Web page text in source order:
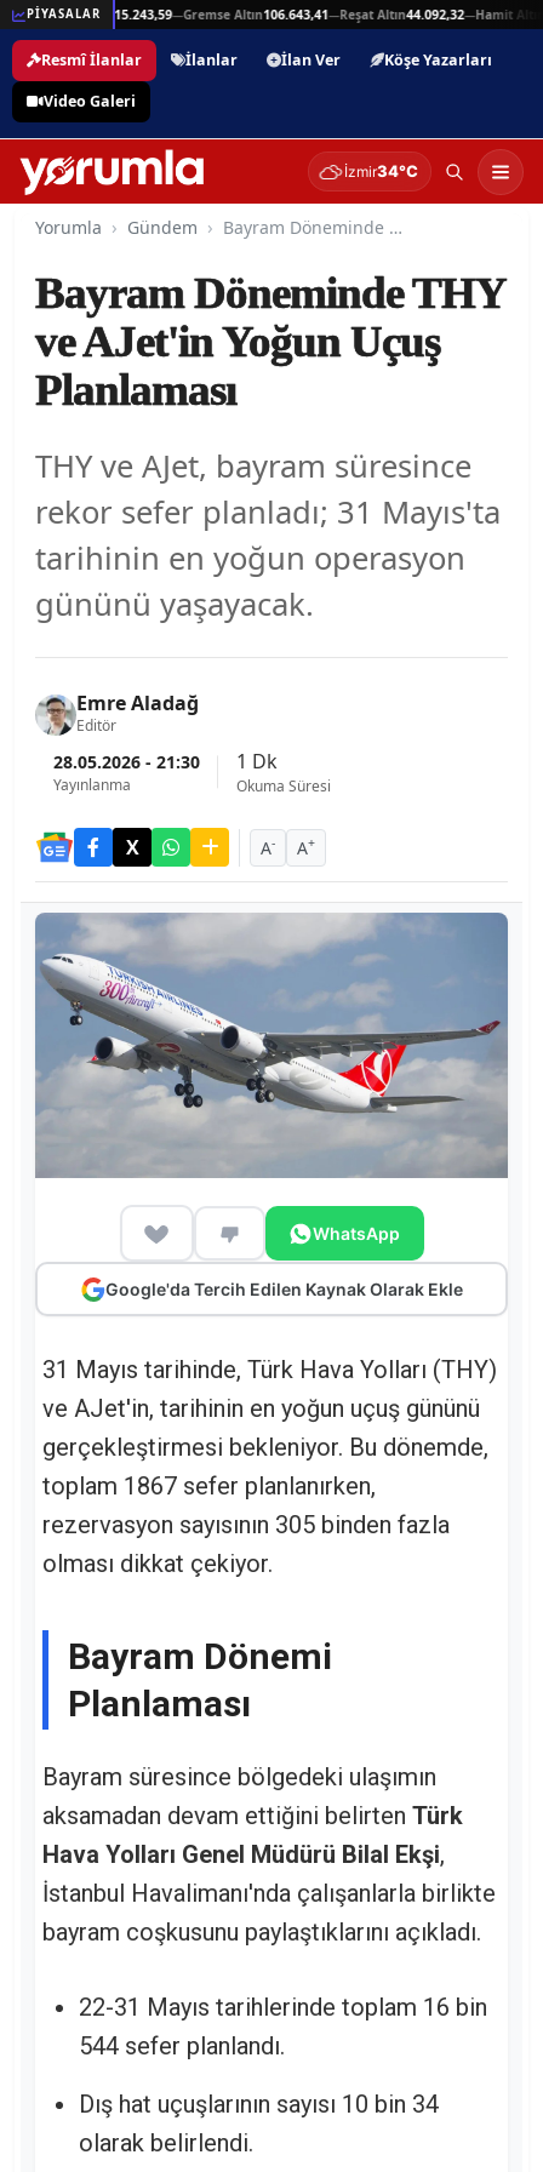
PİYASALAR
—Beşli Altın215.243,59—Gremse Altın106.643,41—Reşat Altın44.092,32—Hamit Altın
Resmî İlanlar İlanlar İlan Ver
Köşe Yazarları
Video Galeri
İzmir34°C
Yorumla Gündem Bayram Döneminde THY ve AJet'in Yoğun Uçuş Planlaması
Bayram Döneminde THY
ve AJet'in Yoğun Uçuş
Planlaması
THY ve AJet, bayram süresince
rekor sefer planladı; 31 Mayıs'ta
tarihinin en yoğun operasyon
gününü yaşayacak.
Emre Aladağ
Editör
28.05.2026 - 21:30
Yayınlanma
1 Dk
Okuma Süresi
A- A+
WhatsApp
Google'da Tercih Edilen Kaynak Olarak Ekle
31 Mayıs tarihinde, Türk Hava Yolları (THY)
ve AJet'in, tarihinin en yoğun uçuş gününü
gerçekleştirmesi bekleniyor. Bu dönemde,
toplam 1867 sefer planlanırken,
rezervasyon sayısının 305 binden fazla
olması dikkat çekiyor.
Bayram Dönemi
Planlaması
Bayram süresince bölgedeki ulaşımın
aksamadan devam ettiğini belirten Türk
Hava Yolları Genel Müdürü Bilal Ekşi,
İstanbul Havalimanı'nda çalışanlarla birlikte
bayram coşkusunu paylaştıklarını açıkladı.
22-31 Mayıs tarihlerinde toplam 16 bin
544 sefer planlandı.
Dış hat uçuşlarının sayısı 10 bin 34
olarak belirlendi.